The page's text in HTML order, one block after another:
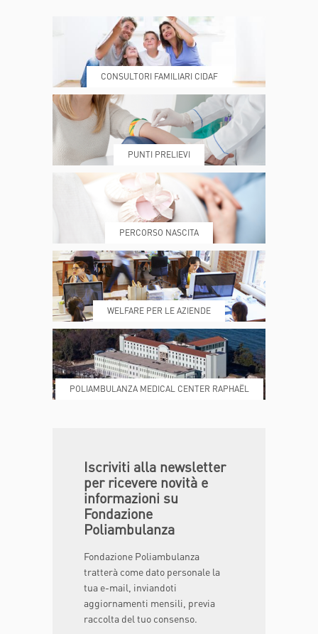
DOVE SIAMO ESAMI E VISITE
PRENOTA MY POLI
REFERTI REPARTI
DONA ORA MAGAZINE
CONSULTORI FAMILIARI CIDAF
PUNTI PRELIEVI
PERCORSO NASCITA
WELFARE PER LE AZIENDE
POLIAMBULANZA MEDICAL CENTER RAPHAËL
Iscriviti alla newsletter
per ricevere novità e
informazioni su
Fondazione
Poliambulanza
Fondazione Poliambulanza
tratterà come dato personale la
tua e-mail, inviandoti
aggiornamenti mensili, previa
raccolta del tuo consenso.